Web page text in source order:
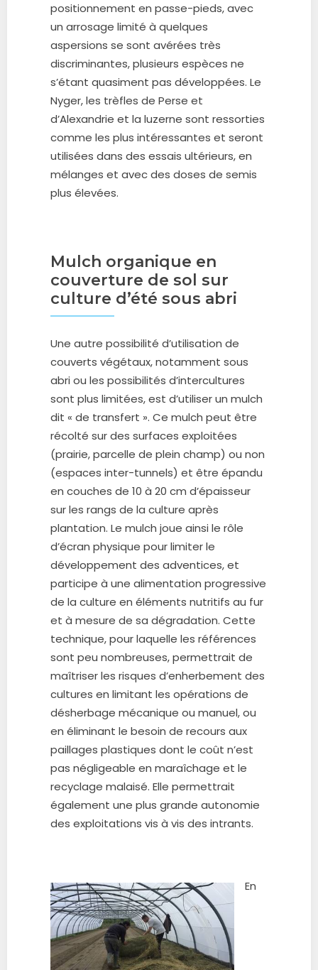
positionnement en passe-pieds, avec
un arrosage limité à quelques
aspersions se sont avérées très
discriminantes, plusieurs espèces ne
s’étant quasiment pas développées. Le
Nyger, les trèfles de Perse et
d’Alexandrie et la luzerne sont ressorties
comme les plus intéressantes et seront
utilisées dans des essais ultérieurs, en
mélanges et avec des doses de semis
plus élevées.
Mulch organique en
couverture de sol sur
culture d’été sous abri
Une autre possibilité d’utilisation de
couverts végétaux, notamment sous
abri ou les possibilités d’intercultures
sont plus limitées, est d’utiliser un mulch
dit « de transfert ». Ce mulch peut être
récolté sur des surfaces exploitées
(prairie, parcelle de plein champ) ou non
(espaces inter-tunnels) et être épandu
en couches de 10 à 20 cm d’épaisseur
sur les rangs de la culture après
plantation. Le mulch joue ainsi le rôle
d’écran physique pour limiter le
développement des adventices, et
participe à une alimentation progressive
de la culture en éléments nutritifs au fur
et à mesure de sa dégradation. Cette
technique, pour laquelle les références
sont peu nombreuses, permettrait de
maîtriser les risques d’enherbement des
cultures en limitant les opérations de
désherbage mécanique ou manuel, ou
en éliminant le besoin de recours aux
paillages plastiques dont le coût n’est
pas négligeable en maraîchage et le
recyclage malaisé. Elle permettrait
également une plus grande autonomie
des exploitations vis à vis des intrants.
En